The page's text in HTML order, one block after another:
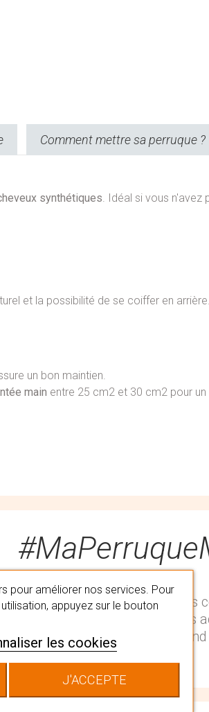
Comment mettre sa perruque ?
synthétiques. Idéal si vous n'avez
et la possibilité de se coiffer en
un bon maintien.
main entre 25 cm2 et 30 cm2 pour
Trouvez la perruque qui vous
capillaires en institut. Ils vous
chevelure qui vous
image.
pour améliorer nos services. Pour
appuyez sur le bouton
les cookies
J'ACCEPTE